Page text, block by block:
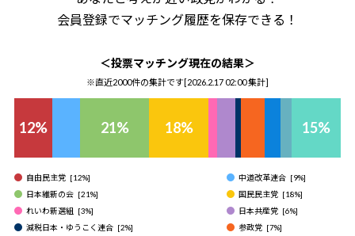
会員登録でマッチング履歴を保存できる！
＜投票マッチング現在の結果＞
※直近2000件の集計です[2026.2.17 02:00集計]
12% 21% 18% 15%
自由民主党 [12%] 中道改革連合 [9%]
日本維新の会 [21%] 国民民主党 [18%]
れいわ新選組 [3%] 日本共産党 [6%]
減税日本・ゆうこく連合 [2%] 参政党 [7%]